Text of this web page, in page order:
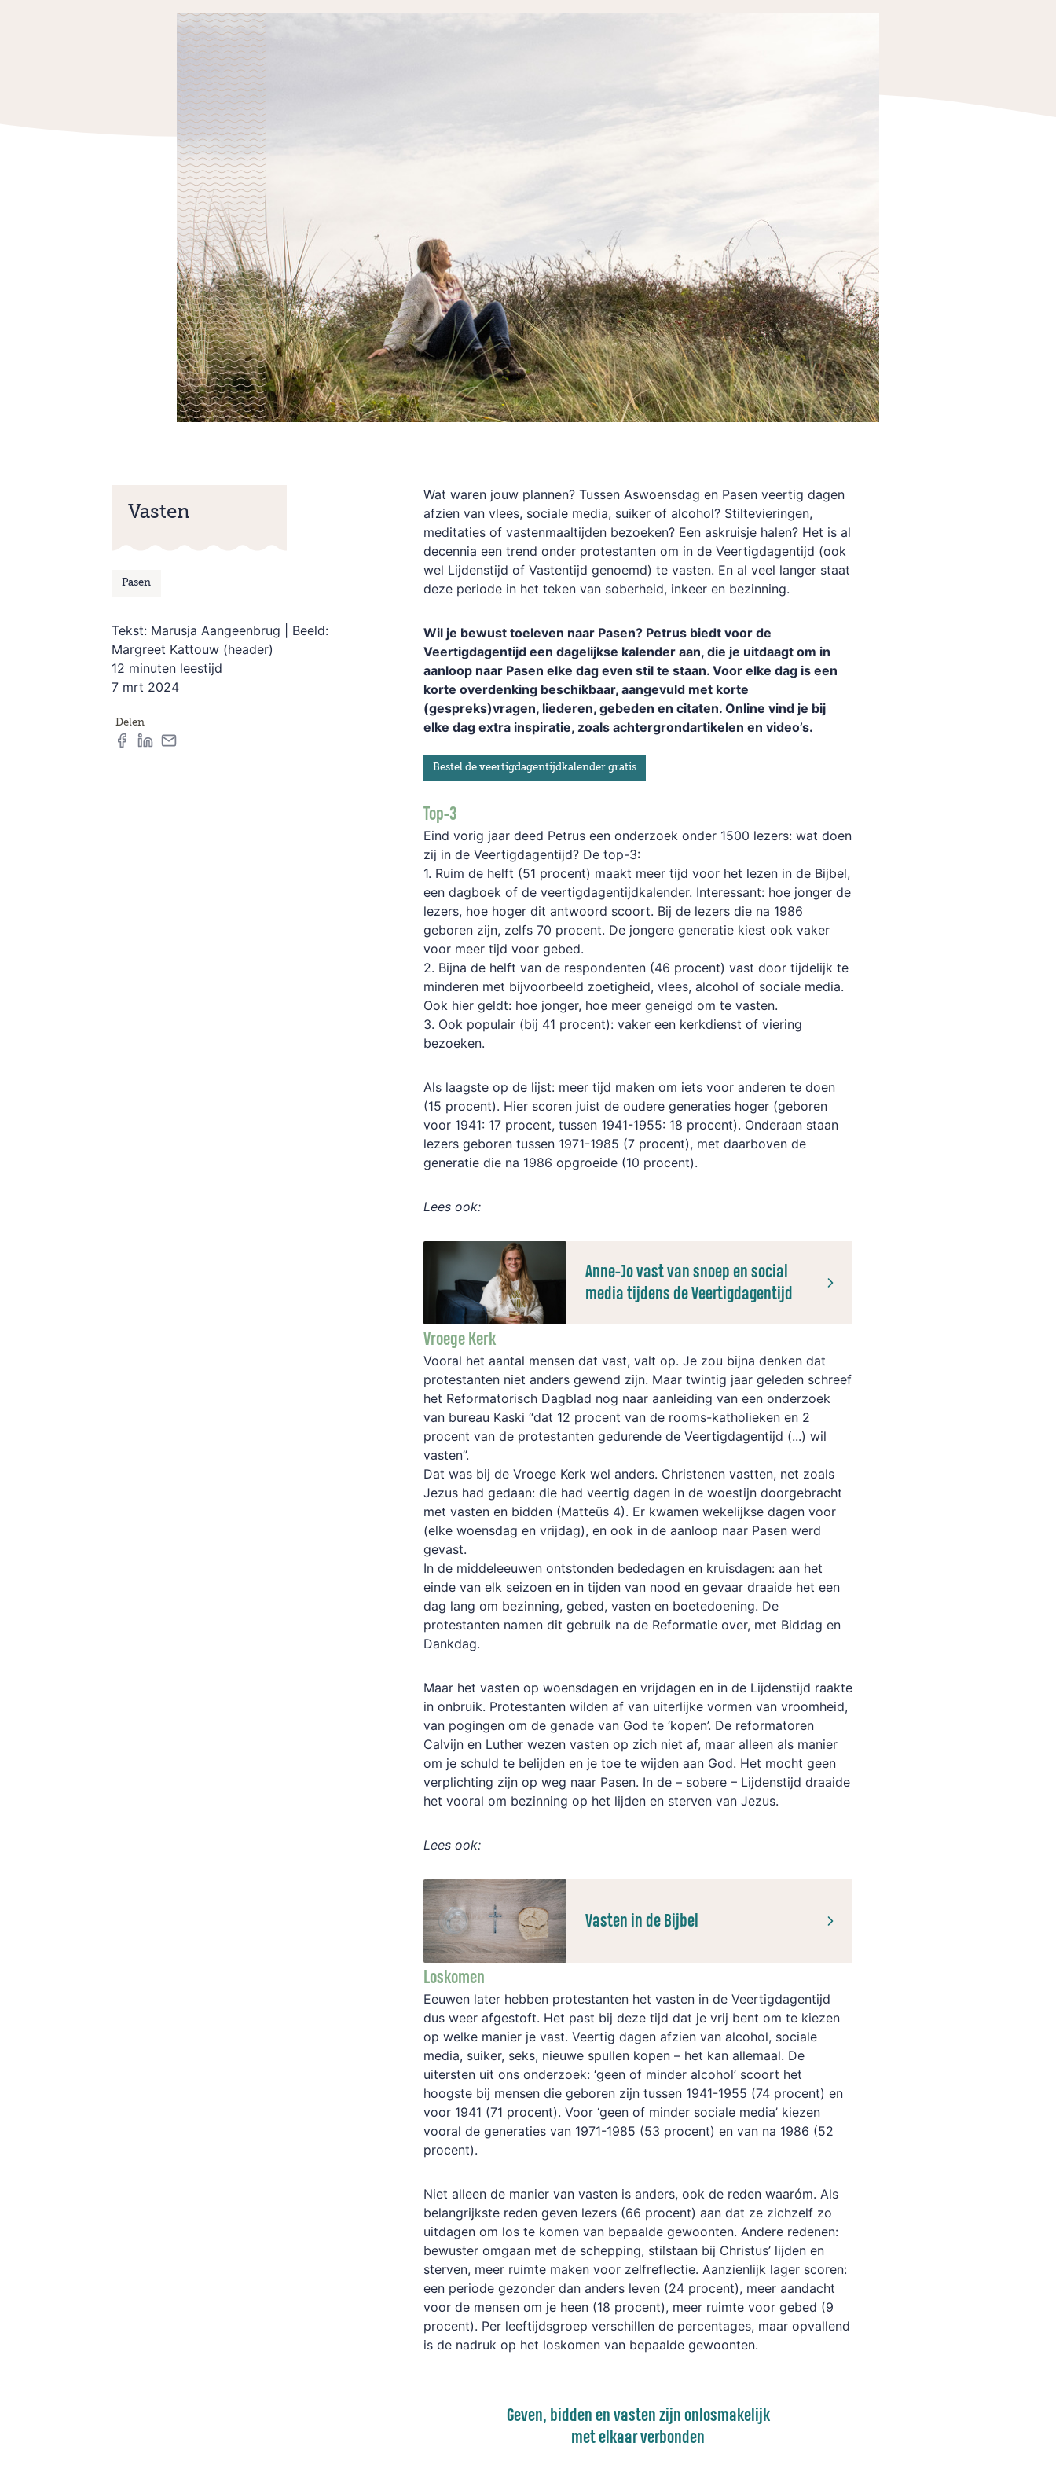
Wat waren jouw plannen? Tussen Aswoensdag en Pasen veertig dagen
afzien van vlees, sociale media, suiker of alcohol? Stiltevieringen,
meditaties of vastenmaaltijden bezoeken? Een askruisje halen? Het is al
decennia een trend onder protestanten om in de Veertigdagentijd (ook
wel Lijdenstijd of Vastentijd genoemd) te vasten. En al veel langer staat
deze periode in het teken van soberheid, inkeer en bezinning.
Wil je bewust toeleven naar Pasen? Petrus biedt voor de
Veertigdagentijd een dagelijkse kalender aan, die je uitdaagt om in
aanloop naar Pasen elke dag even stil te staan. Voor elke dag is een
korte overdenking beschikbaar, aangevuld met korte
(gespreks)vragen, liederen, gebeden en citaten. Online vind je bij
elke dag extra inspiratie, zoals achtergrondartikelen en video’s.
Bestel de veertigdagentijdkalender gratis
Top-3
Eind vorig jaar deed Petrus een onderzoek onder 1500 lezers: wat doen
zij in de Veertigdagentijd? De top-3:
1. Ruim de helft (51 procent) maakt meer tijd voor het lezen in de Bijbel,
een dagboek of de veertigdagentijdkalender. Interessant: hoe jonger de
lezers, hoe hoger dit antwoord scoort. Bij de lezers die na 1986
geboren zijn, zelfs 70 procent. De jongere generatie kiest ook vaker
voor meer tijd voor gebed.
2. Bijna de helft van de respondenten (46 procent) vast door tijdelijk te
minderen met bijvoorbeeld zoetigheid, vlees, alcohol of sociale media.
Ook hier geldt: hoe jonger, hoe meer geneigd om te vasten.
3. Ook populair (bij 41 procent): vaker een kerkdienst of viering
bezoeken.
Als laagste op de lijst: meer tijd maken om iets voor anderen te doen
(15 procent). Hier scoren juist de oudere generaties hoger (geboren
voor 1941: 17 procent, tussen 1941-1955: 18 procent). Onderaan staan
lezers geboren tussen 1971-1985 (7 procent), met daarboven de
generatie die na 1986 opgroeide (10 procent).
Lees ook:
Anne-Jo vast van snoep en social
media tijdens de Veertigdagentijd
Vroege Kerk
Vooral het aantal mensen dat vast, valt op. Je zou bijna denken dat
protestanten niet anders gewend zijn. Maar twintig jaar geleden schreef
het Reformatorisch Dagblad nog naar aanleiding van een onderzoek
van bureau Kaski “dat 12 procent van de rooms-katholieken en 2
procent van de protestanten gedurende de Veertigdagentijd (...) wil
vasten”.
Dat was bij de Vroege Kerk wel anders. Christenen vastten, net zoals
Jezus had gedaan: die had veertig dagen in de woestijn doorgebracht
met vasten en bidden (Matteüs 4). Er kwamen wekelijkse dagen voor
(elke woensdag en vrijdag), en ook in de aanloop naar Pasen werd
gevast.
In de middeleeuwen ontstonden bededagen en kruisdagen: aan het
einde van elk seizoen en in tijden van nood en gevaar draaide het een
dag lang om bezinning, gebed, vasten en boetedoening. De
protestanten namen dit gebruik na de Reformatie over, met Biddag en
Dankdag.
Maar het vasten op woensdagen en vrijdagen en in de Lijdenstijd raakte
in onbruik. Protestanten wilden af van uiterlijke vormen van vroomheid,
van pogingen om de genade van God te ‘kopen’. De reformatoren
Calvijn en Luther wezen vasten op zich niet af, maar alleen als manier
om je schuld te belijden en je toe te wijden aan God. Het mocht geen
verplichting zijn op weg naar Pasen. In de – sobere – Lijdenstijd draaide
het vooral om bezinning op het lijden en sterven van Jezus.
Lees ook:
Vasten in de Bijbel
Loskomen
Eeuwen later hebben protestanten het vasten in de Veertigdagentijd
dus weer afgestoft. Het past bij deze tijd dat je vrij bent om te kiezen
op welke manier je vast. Veertig dagen afzien van alcohol, sociale
media, suiker, seks, nieuwe spullen kopen – het kan allemaal. De
uitersten uit ons onderzoek: ‘geen of minder alcohol’ scoort het
hoogste bij mensen die geboren zijn tussen 1941-1955 (74 procent) en
voor 1941 (71 procent). Voor ‘geen of minder sociale media’ kiezen
vooral de generaties van 1971-1985 (53 procent) en van na 1986 (52
procent).
Niet alleen de manier van vasten is anders, ook de reden waaróm. Als
belangrijkste reden geven lezers (66 procent) aan dat ze zichzelf zo
uitdagen om los te komen van bepaalde gewoonten. Andere redenen:
bewuster omgaan met de schepping, stilstaan bij Christus’ lijden en
sterven, meer ruimte maken voor zelfreflectie. Aanzienlijk lager scoren:
een periode gezonder dan anders leven (24 procent), meer aandacht
voor de mensen om je heen (18 procent), meer ruimte voor gebed (9
procent). Per leeftijdsgroep verschillen de percentages, maar opvallend
is de nadruk op het loskomen van bepaalde gewoonten.
Geven, bidden en vasten zijn onlosmakelijk
met elkaar verbonden
Vasten
Pasen
Tekst: Marusja Aangeenbrug | Beeld:
Margreet Kattouw (header)
12 minuten leestijd
7 mrt 2024
Delen